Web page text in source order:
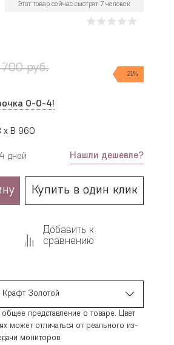
Этот товар сейчас смотрят 7 человек
руб.
21%
0-0-4!
x В 960
дней Нашли дешевле?
Купить в один клик
Добавить к
сравнению
Крафт Золотой
представление о товаре. Цвет
может отличаться от реального из-
мониторов